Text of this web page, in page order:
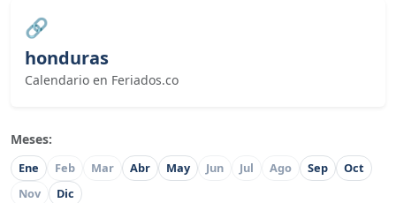
🔗
honduras
Calendario en Feriados.co
Meses:
Ene Feb Mar Abr May Jun Jul Ago Sep
Oct
Nov
Dic